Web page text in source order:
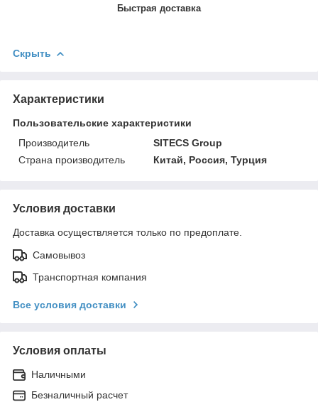
Быстрая доставка
Скрыть
Характеристики
Пользовательские характеристики
Производитель
SITECS Group
Страна производитель
Китай, Россия, Турция
Условия доставки
Доставка осуществляется только по предоплате.
Самовывоз
Транспортная компания
Все условия доставки
Условия оплаты
Наличными
Безналичный расчет